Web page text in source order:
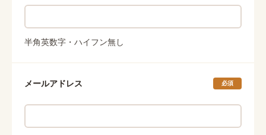
半角英数字・ハイフン無し
メールアドレス 必須